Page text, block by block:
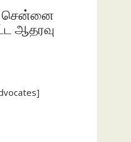
சென்னை
ஆதரவு